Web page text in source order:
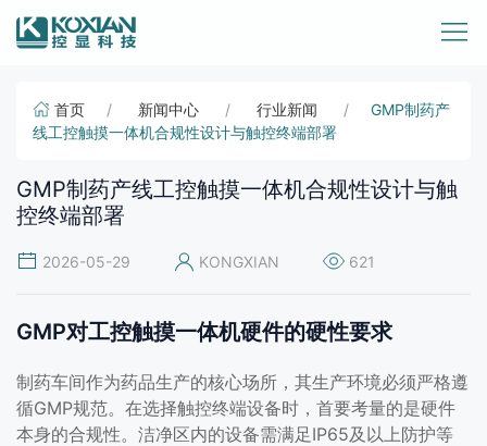
首页 新闻中心 行业新闻
GMP制药产
线工控触摸一体机合规性设计与触控终端部署
GMP制药产线工控触摸一体机合规性设计与触
控终端部署
2026-05-29 KONGXIAN 621
GMP对工控触摸一体机硬件的硬性要求
制药车间作为药品生产的核心场所，其生产环境必须严格遵
循GMP规范。在选择触控终端设备时，首要考量的是硬件
本身的合规性。洁净区内的设备需满足IP65及以上防护等